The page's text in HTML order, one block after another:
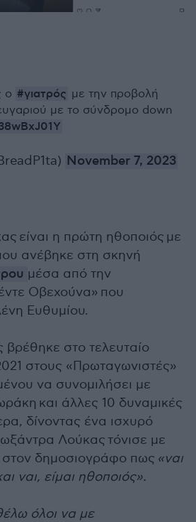
ο #γιατρός με την προβολή
με το σύνδρομο down
November 7, 2023
είναι η πρώτη ηθοποιός με
ανέβηκε στη σκηνή
μέσα από την
Οβεχούνα» που
Ευθυμίου.
στο τελευταίο
στους «Πρωταγωνιστές»
να συνομιλήσει με
και άλλες 10 δυναμικές
δίνοντας ένα ισχυρό
Λούκας τόνισε με
δημοσιογράφο πως «ναι
ναι, είμαι ηθοποιός».
όλοι να με